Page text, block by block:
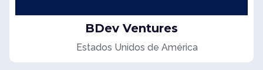
BDev Ventures
Estados Unidos de América